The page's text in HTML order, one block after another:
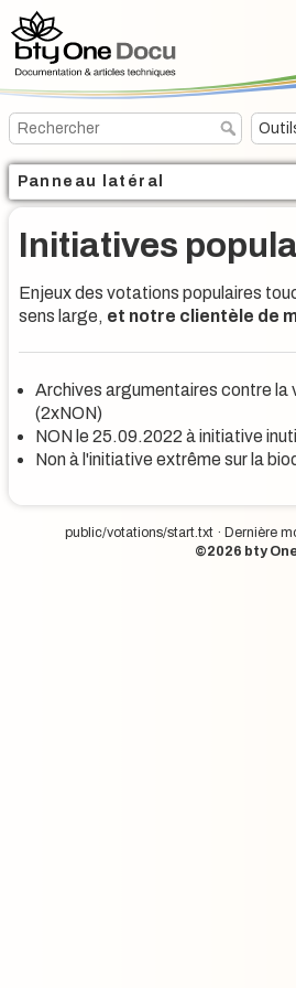
Panneau latéral
Initiatives
Enjeux des votations populaires
sens large, et notre clientèle de
Archives argumentaires contre la
(2xNON)
NON le 25.09.2022 à initiative
Non à l'initiative extrême sur la
public/votations/start.txt · Dernière
©2026 bty